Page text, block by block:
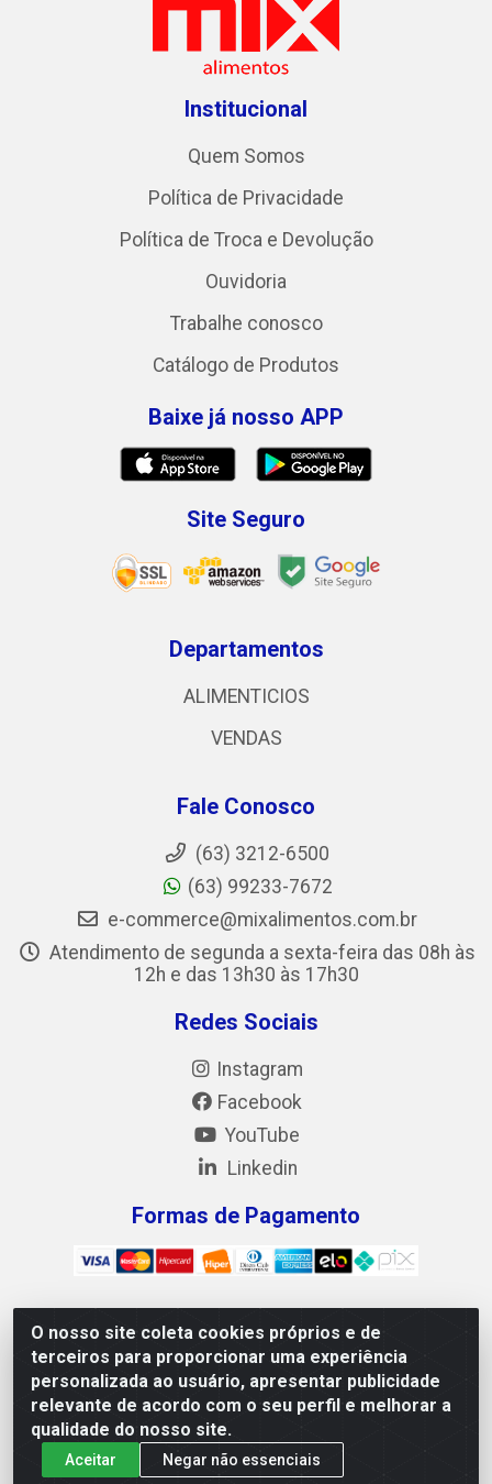
O nosso site coleta cookies próprios e de
terceiros para proporcionar uma experiência
personalizada ao usuário, apresentar publicidade
relevante de acordo com o seu perfil e melhorar a
qualidade do nosso site.
Aceitar Negar não essenciais
Institucional
Quem Somos
Política de Privacidade
Política de Troca e Devolução
Ouvidoria
Trabalhe conosco
Catálogo de Produtos
Baixe já nosso APP
Site Seguro
Departamentos
ALIMENTICIOS
VENDAS
Fale Conosco
(63) 3212-6500
(63) 99233-7672
e-commerce@mixalimentos.com.br
Atendimento de segunda a sexta-feira das 08h às
12h e das 13h30 às 17h30
Redes Sociais
Instagram
Facebook
YouTube
Linkedin
Formas de Pagamento
Mix Alimentos LTDA - Quadra Asr Ne 55 (412 Norte), Alameda
02, S/N - Plano Diretor Norte, Palmas/TO - CEP 77.006-540 -
CNPJ 05.922.500/0001-02